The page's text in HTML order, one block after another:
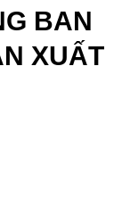
BAN
XUẤT